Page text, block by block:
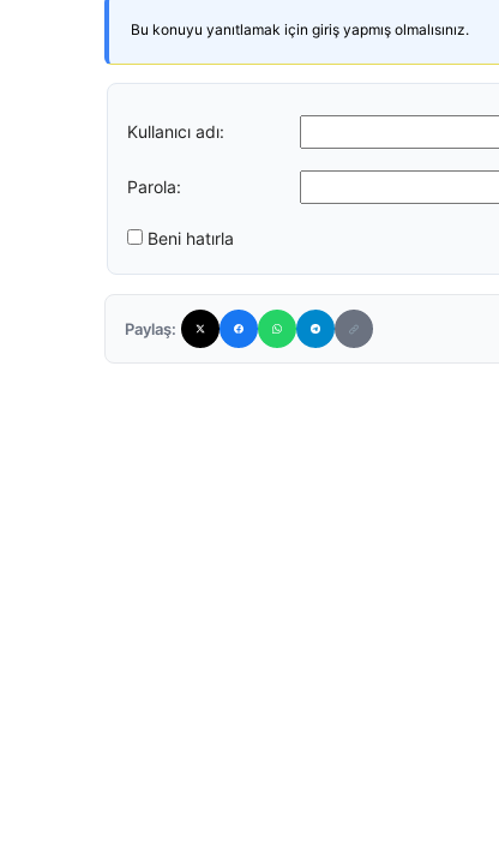
Bu konuyu yanıtlamak için giriş yapmış olmalısınız.
Kullanıcı adı:
Parola:
Beni hatırla
Paylaş: